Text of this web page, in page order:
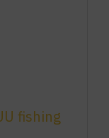
fishing